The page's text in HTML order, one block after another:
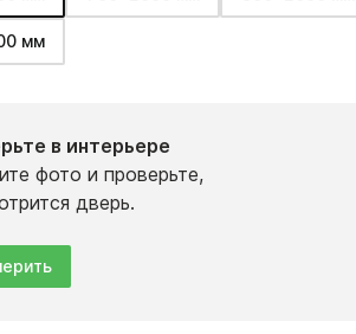
мм
в интерьере
фото и проверьте,
дверь.